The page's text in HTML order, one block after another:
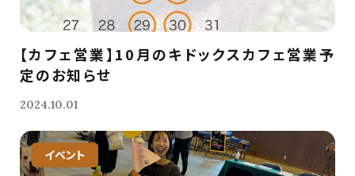
【カフェ営業】10月のキドックスカフェ営業予
定のお知らせ
2024.10.01
イベント